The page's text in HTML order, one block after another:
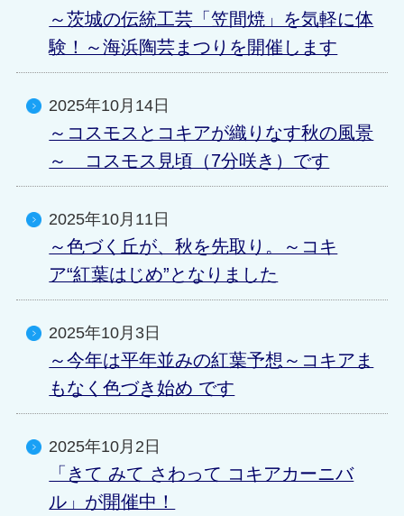
～茨城の伝統工芸「笠間焼」を気軽に体
験！～海浜陶芸まつりを開催します
2025年10月14日
～コスモスとコキアが織りなす秋の風景
～ コスモス見頃（7分咲き）です
2025年10月11日
～色づく丘が、秋を先取り。～コキ
ア“紅葉はじめ”となりました
2025年10月3日
～今年は平年並みの紅葉予想～コキアま
もなく色づき始め です
2025年10月2日
「きて みて さわって コキアカーニバ
ル」が開催中！